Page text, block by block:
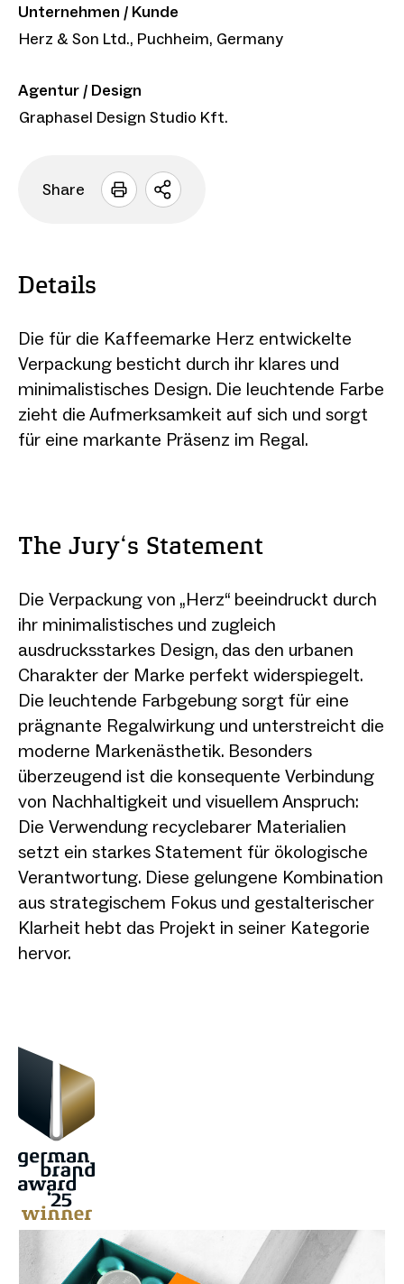
Unternehmen / Kunde
Herz & Son Ltd., Puchheim, Germany
Agentur / Design
Graphasel Design Studio Kft.
Share
Sharing
Details
Die für die Kaffeemarke Herz entwickelte
Verpackung besticht durch ihr klares und
minimalistisches Design. Die leuchtende Farbe
zieht die Aufmerksamkeit auf sich und sorgt
für eine markante Präsenz im Regal.
The Jury‘s Statement
Die Verpackung von „Herz“ beeindruckt durch
ihr minimalistisches und zugleich
ausdrucksstarkes Design, das den urbanen
Charakter der Marke perfekt widerspiegelt.
Die leuchtende Farbgebung sorgt für eine
prägnante Regalwirkung und unterstreicht die
moderne Markenästhetik. Besonders
überzeugend ist die konsequente Verbindung
von Nachhaltigkeit und visuellem Anspruch:
Die Verwendung recyclebarer Materialien
setzt ein starkes Statement für ökologische
Verantwortung. Diese gelungene Kombination
aus strategischem Fokus und gestalterischer
Klarheit hebt das Projekt in seiner Kategorie
hervor.